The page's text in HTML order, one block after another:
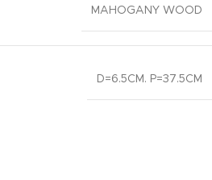
MAHOGANY WOOD
D=6.5CM. P=37.5CM